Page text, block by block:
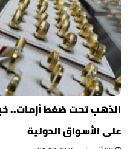
الذهب تحت ضغط أزمات..
على الأسواق الدولية